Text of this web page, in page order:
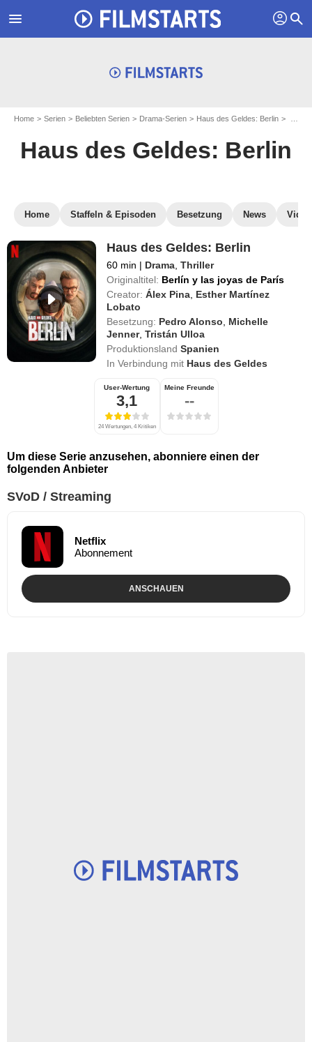
menu profil search
Home Serien Beliebten Serien Drama-Serien Haus des Geldes: Berlin
Haus des Geldes: Berlin
Home Staffeln & Episoden Besetzung News
Haus des Geldes: Berlin
60 min | Drama ,Thriller
Originaltitel: Berlín y las joyas de París
Creator: Álex Pina Esther Martínez
Lobato
Besetzung: Pedro Alonso
Michelle
Jenner,Tristán Ulloa
Produktionsland Spanien
In Verbindung mit Haus des Geldes
User-Wertung
3,1
24 Wertungen, 4 Kritiken
Meine Freunde
--
Um diese Serie anzusehen, abonniere einen der
folgenden Anbieter
SVoD / Streaming
Netflix
Abonnement
ANSCHAUEN